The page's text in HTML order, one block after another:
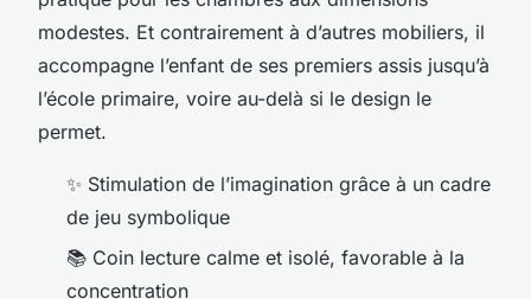
modestes. Et contrairement à d’autres mobiliers, il
accompagne l’enfant de ses premiers assis jusqu’à
l’école primaire, voire au-delà si le design le
permet.
✨ Stimulation de l’imagination grâce à un cadre
de jeu symbolique
📚 Coin lecture calme et isolé, favorable à la
concentration